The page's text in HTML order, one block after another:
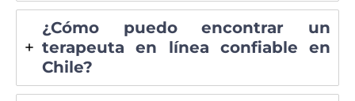
¿Cómo puedo encontrar un
terapeuta en línea confiable en
Chile?